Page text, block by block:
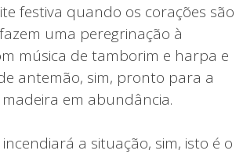
festiva quando os corações são
uma peregrinação à
música de tamborim e harpa e
antemão, sim, pronto para a
em abundância.
a situação, sim, isto é o